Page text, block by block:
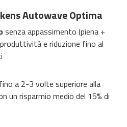
Autowave Optima
senza appassimento (piena +
e riduzione fino al
a 2-3 volte superiore alla
un risparmio medio del 15% di